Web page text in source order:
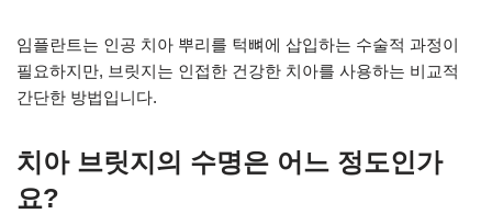
임플란트는 인공 치아 뿌리를 턱뼈에 삽입하는 수술적 과정이
필요하지만, 브릿지는 인접한 건강한 치아를 사용하는 비교적
간단한 방법입니다.
치아 브릿지의 수명은 어느 정도인가
요?